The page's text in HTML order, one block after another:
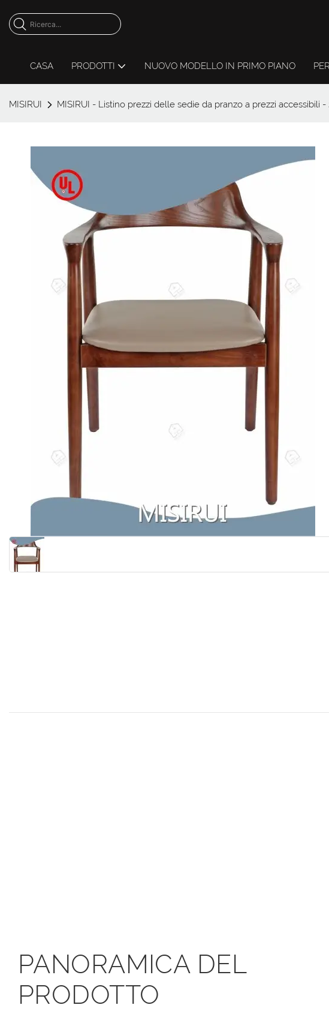
CASA PRODOTTI NUOVO MODELLO IN PRIMO PIANO
MISIRUI MISIRUI - Listino prezzi delle sedie da pranzo a prezzi accessibili -
PANORAMICA DEL
PRODOTTO